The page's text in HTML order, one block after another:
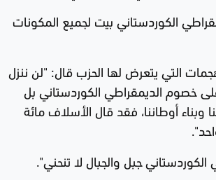
الكوردستاني بيت لجميع المكونات
التي يتعرض لها الحزب قال: "لن ننزل
خصوم الديمقراطي الكوردستاني بل
وبناء أوطاننا، فقد قال الأسلاف مائة
جبل والجبال لا تنحني".